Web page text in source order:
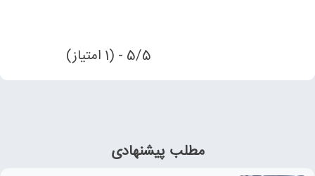
5/5 - (1 امتیاز)
مطلب پیشنهادی